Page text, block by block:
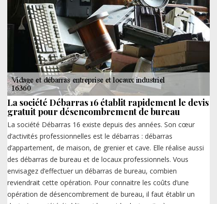
La société Débarras 16 établit rapidement le devis
gratuit pour désencombrement de bureau
La société Débarras 16 existe depuis des années. Son cœur
d’activités professionnelles est le débarras : débarras
d’appartement, de maison, de grenier et cave. Elle réalise aussi
des débarras de bureau et de locaux professionnels. Vous
envisagez d’effectuer un débarras de bureau, combien
reviendrait cette opération. Pour connaitre les coûts d’une
opération de désencombrement de bureau, il faut établir un